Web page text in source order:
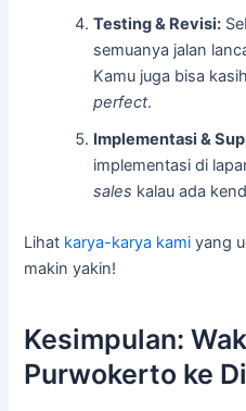
Testing & Revisi:
semuanya jalan
Kamu juga bisa kasih
perfect.
Implementasi &
implementasi di
sales kalau ada
Lihat karya-karya kami yang
makin yakin!
Kesimpulan:
Purwokerto ke